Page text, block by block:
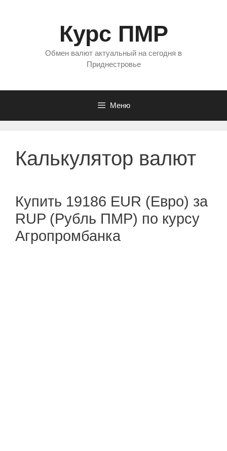
Курс ПМР
Обмен валют актуальный на сегодня в
Приднестровье
Меню
Калькулятор валют
Купить 19186 EUR (Евро) за
RUP (Рубль ПМР) по курсу
Агропромбанка